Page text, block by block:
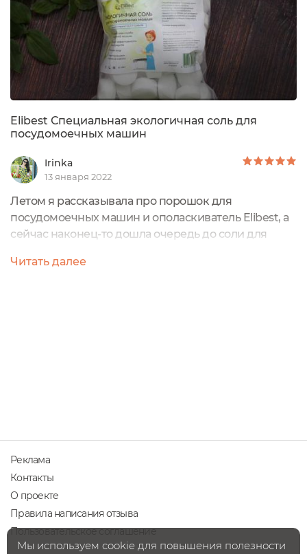
Elibest Специальная экологичная соль для
посудомоечных машин
Irinka
13 января 2022
Летом я рассказывала про порошок для
посудомоечных машин и ополаскиватель Elibest, а
сейчас наконец-то дошла очередь до соли для
весом 1 кг. В ней - соль в виде таблеток. Для одной
Читать далее
Реклама
Контакты
О проекте
Правила написания отзыва
Пользовательское соглашение
Мы используем cookie для повышения полезности